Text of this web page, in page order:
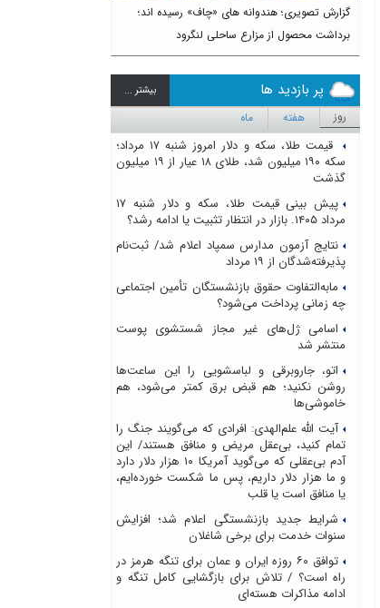
گزارش تصویری؛ هندوانه های «چاف» رسیده اند؛
برداشت محصول از مزارع ساحلی لنگرود
پر بازدید ها بيشتر ...
روز هفته ماه
قیمت طلا، سکه و دلار امروز شنبه ۱۷ مرداد؛
سکه ۱۹۰ میلیون شد، طلای ۱۸ عیار از ۱۹ میلیون
گذشت
پیش بینی قیمت طلا، سکه و دلار شنبه ۱۷
مرداد ۱۴۰۵. بازار در انتظار تثبیت یا ادامه رشد؟
نتایج آزمون مدارس سمپاد اعلام شد/ ثبت‌نام
پذیرفته‌شدگان از ۱۹ مرداد
مابه‌التفاوت حقوق بازنشستگان تأمین اجتماعی
چه زمانی پرداخت می‌شود؟
اسامی ژل‌های غیر مجاز شستشوی پوست
منتشر شد
اتو، جاروبرقی و لباسشویی را این ساعت‌ها
روشن نکنید؛ هم قبض برق کمتر می‌شود، هم
خاموشی‌ها
آیت الله علم‌الهدی: افرادی که می‌گویند جنگ را
تمام کنید، بی‌عقل مریض و منافق هستند/ این
آدم بی‌عقلی که می‌گوید آمریکا ۱۰ هزار دلار دارد
و ما هزار دلار داریم، پس ما شکست خورده‌ایم،
یا منافق است یا قلب
شرایط جدید بازنشستگی اعلام شد؛ افزایش
سنوات خدمت برای برخی شاغلان
توافق ۶۰ روزه ایران و عمان برای تنگه هرمز در
راه است؟ / تلاش برای بازگشایی کامل تنگه و
ادامه مذاکرات هسته‌ای